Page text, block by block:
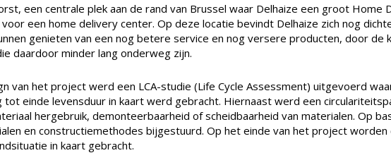
een centrale plek aan de rand van Brussel waar Delhaize een groot
een home delivery center. Op deze locatie bevindt Delhaize zich nog
genieten van een nog betere service en nog versere producten, door
daardoor minder lang onderweg zijn.
van het project werd een LCA-studie (Life Cycle Assessment) uitgevoerd
tot einde levensduur in kaart werd gebracht. Hiernaast werd een
hergebruik, demonteerbaarheid of scheidbaarheid van materialen. Op
en constructiemethodes bijgestuurd. Op het einde van het project
in kaart gebracht.